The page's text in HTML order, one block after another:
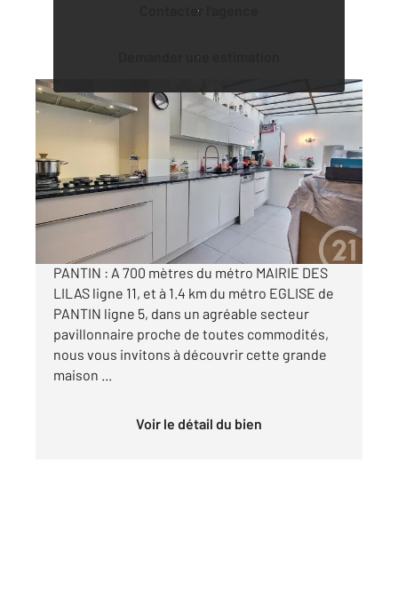
Contacter l'agence
Demander une estimation
PANTIN 93
113 m2, 6 pièces
Maison à vendre
839 000 €
Visiter le site dédié
PANTIN : A 700 mètres du métro MAIRIE DES
LILAS ligne 11, et à 1.4 km du métro EGLISE de
PANTIN ligne 5, dans un agréable secteur
pavillonnaire proche de toutes commodités,
nous vous invitons à découvrir cette grande
maison ...
Voir le détail du bien